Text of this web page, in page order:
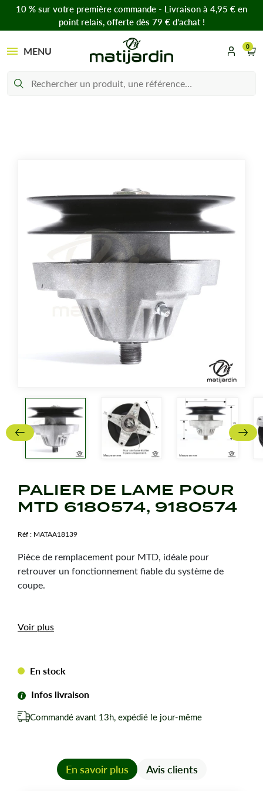
10 % sur votre première commande - Livraison à 4,95 € en
point relais, offerte dès 79 € d’achat !
MENU 0
PALIER DE LAME POUR
MTD 6180574, 9180574
Réf : MATAA18139
Pièce de remplacement pour MTD, idéale pour
retrouver un fonctionnement fiable du système de
coupe.
Caractéristiques
Hauteur :
Entraxe diagonale entre trous de fixation :
Adaptabilité large : compatible avec plusieurs
marques et modèles de tondeuses.
Voir plus
En stock
Infos livraison
Commandé avant 13h, expédié le jour-même
En savoir plus Avis clients